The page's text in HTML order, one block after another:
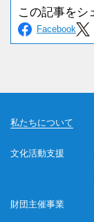
私たちについて
文化活動支援
財団主催事業